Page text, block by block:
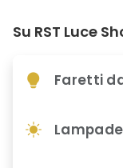
Su RST Luce
Faretti